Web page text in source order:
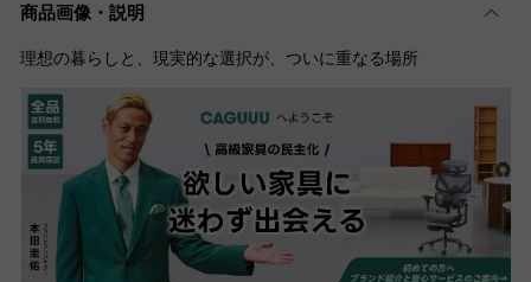
商品画像・説明
理想の暮らしと、現実的な選択が、ついに重なる場所